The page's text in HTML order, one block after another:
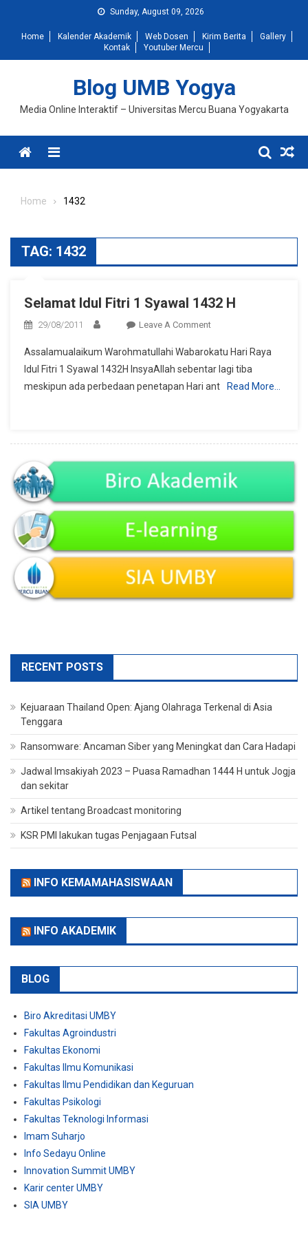
content
Sunday, August 09, 2026
Home Kalender Akademik Web Dosen Kirim Berita
Gallery
Kontak
Youtuber Mercu
Blog UMB Yogya
Media Online Interaktif – Universitas Mercu Buana Yogyakarta
Menu
Home 1432
TAG: 1432
Selamat Idul Fitri 1 Syawal 1432 H
29/08/2011 Leave A CommentOn
Idul
Fitri
1
Assalamualaikum Warohmatullahi Wabarokatu Hari Raya
Idul Fitri 1 Syawal 1432H InsyaAllah sebentar lagi tiba
meskipun ada perbedaan penetapan Hari ant
Read More…
RECENT POSTS
Kejuaraan Thailand Open: Ajang Olahraga Terkenal di Asia
Tenggara
Ransomware: Ancaman Siber yang Meningkat dan Cara Hadapi
Jadwal Imsakiyah 2023 – Puasa Ramadhan 1444 H untuk Jogja
dan sekitar
Artikel tentang Broadcast monitoring
KSR PMI lakukan tugas Penjagaan Futsal
INFO KEMAMAHASISWAAN
INFO AKADEMIK
BLOG
Biro Akreditasi UMBY
Fakultas Agroindustri
Fakultas Ekonomi
Fakultas Ilmu Komunikasi
Fakultas Ilmu Pendidikan dan Keguruan
Fakultas Psikologi
Fakultas Teknologi Informasi
Imam Suharjo
Info Sedayu Online
Innovation Summit UMBY
Karir center UMBY
SIA UMBY